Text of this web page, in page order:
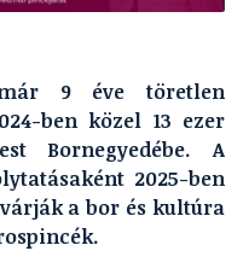
9 éve töretlen
ben közel 13 ezer
Bornegyedébe. A
2025-ben
a bor és kultúra